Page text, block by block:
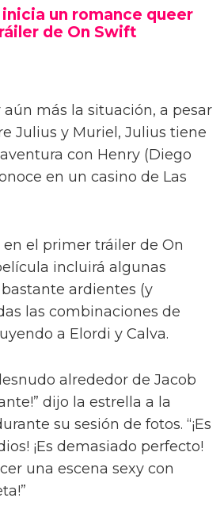
un romance queer
de On Swift
más la situación, a pesar
Julius y Muriel, Julius tiene
con Henry (Diego
en un casino de Las
el primer tráiler de On
incluirá algunas
ardientes (y
las combinaciones de
a Elordi y Calva.
alrededor de Jacob
dijo la estrella a la
su sesión de fotos. “¡Es
¡Es demasiado perfecto!
una escena sexy con